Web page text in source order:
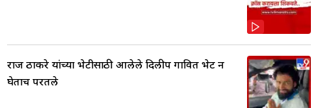
राज ठाकरे यांच्या भेटीसाठी आलेले दिलीप गावित भेट न
घेताच परतले